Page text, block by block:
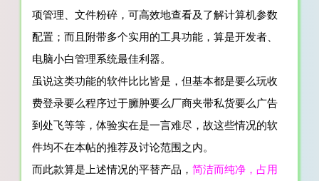
（摸鱼游戏）
项管理
文件粉碎，可高效地查看及了解计算机参数
配置；而且附带多个实用的工具功能，算是开发者、
电脑小白管理系统最佳利器。
虽说这类功能的软件比比皆是，但基本都是要么玩收
费登录要么程序过于臃肿要么厂商夹带私货要么广告
到处飞等等，体验实在是一言难尽，故这些情况的软
件均不在本帖的推荐及讨论范围之内。
而此款算是上述情况的平替产品， 简洁而纯净，占用